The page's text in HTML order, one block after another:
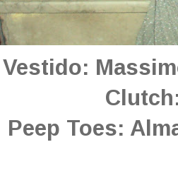
Vestido:
Peep Toes: